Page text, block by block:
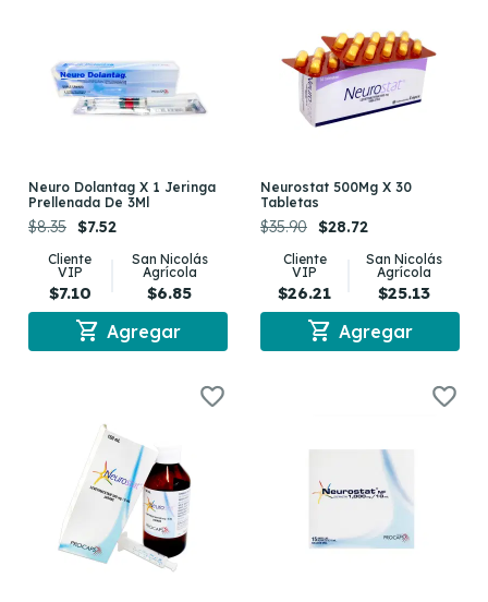
Neuro Dolantag X 1 Jeringa
Prellenada De 3Ml
$8.35 $7.52
Cliente
VIP
$7.10
San Nicolás
Agrícola
$6.85
shopping_cart Agregar
Neurostat 500Mg X 30
Tabletas
$35.90 $28.72
Cliente
VIP
$26.21
San Nicolás
Agrícola
$25.13
shopping_cart Agregar